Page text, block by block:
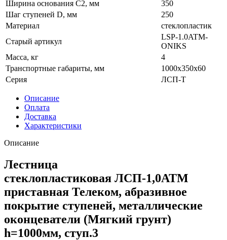
Ширина основания C2, мм
350
Шаг ступеней D, мм
250
Материал
стеклопластик
Старый артикул
LSP-1.0ATM-
ONIKS
Масса, кг
4
Транспортные габариты, мм
1000x350x60
Серия
ЛСП-Т
Описание
Оплата
Доставка
Характеристики
Описание
Лестница
стеклопластиковая ЛСП-1,0АТМ
приставная Телеком, абразивное
покрытие ступеней, металлические
оконцеватели (Мягкий грунт)
h=1000мм, ступ.3